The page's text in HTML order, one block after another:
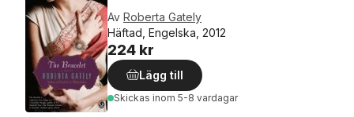
Av Roberta Gately
Häftad, Engelska, 2012
224 kr
Lägg till
Skickas inom 5-8 vardagar